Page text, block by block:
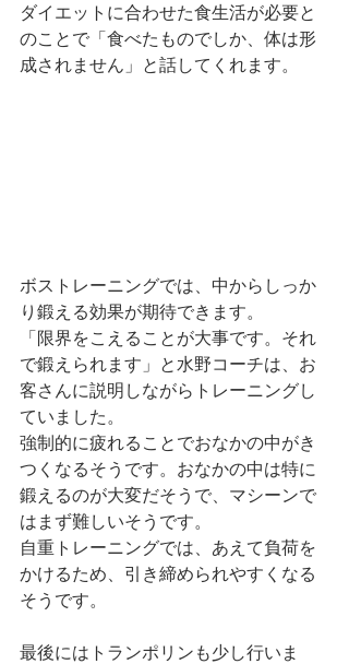
ダイエットに合わせた食生活が必要と
のことで「食べたものでしか、体は形
成されません」と話してくれます。
ボストレーニングでは、中からしっか
り鍛える効果が期待できます。
「限界をこえることが大事です。それ
で鍛えられます」と水野コーチは、お
客さんに説明しながらトレーニングし
ていました。
強制的に疲れることでおなかの中がき
つくなるそうです。おなかの中は特に
鍛えるのが大変だそうで、マシーンで
はまず難しいそうです。
自重トレーニングでは、あえて負荷を
かけるため、引き締められやすくなる
そうです。
最後にはトランポリンも少し行いま